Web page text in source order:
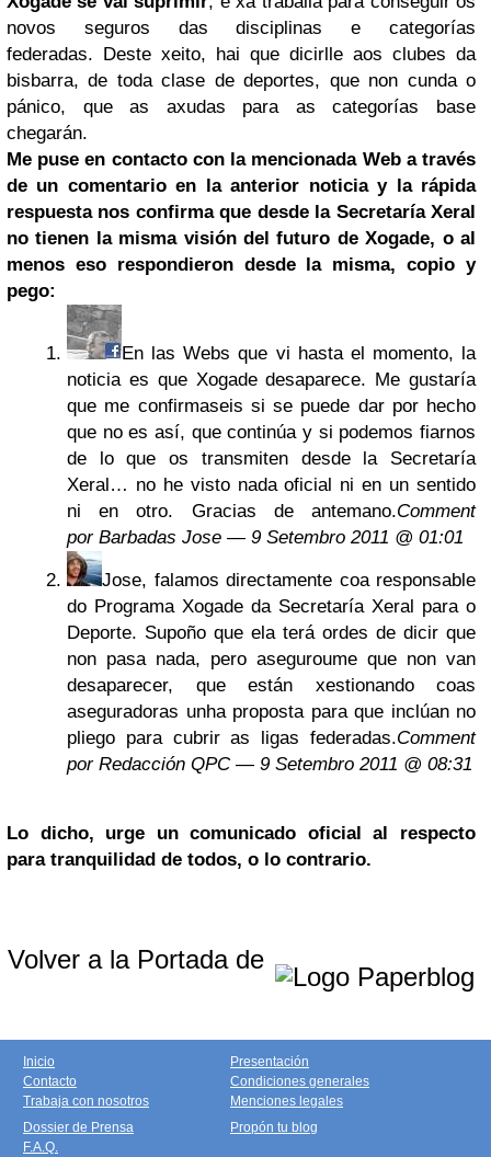
novos seguros das disciplinas e categorías
federadas. Deste xeito, hai que dicirlle aos clubes da
bisbarra, de toda clase de deportes, que non cunda o
pánico, que as axudas para as categorías base
chegarán.
Me puse en contacto con la mencionada Web a través
de un comentario en la anterior noticia y la rápida
respuesta nos confirma que desde la Secretaría Xeral
no tienen la misma visión del futuro de Xogade, o al
menos eso respondieron desde la misma, copio y
pego:
En las Webs que vi hasta el momento, la
noticia es que Xogade desaparece. Me gustaría
que me confirmaseis si se puede dar por hecho
que no es así, que continúa y si podemos fiarnos
de lo que os transmiten desde la Secretaría
Xeral… no he visto nada oficial ni en un sentido
ni en otro. Gracias de antemano.Comment
por Barbadas Jose — 9 Setembro 2011 @ 01:01
Jose, falamos directamente coa responsable
do Programa Xogade da Secretaría Xeral para o
Deporte. Supoño que ela terá ordes de dicir que
non pasa nada, pero aseguroume que non van
desaparecer, que están xestionando coas
aseguradoras unha proposta para que inclúan no
pliego para cubrir as ligas federadas.Comment
por Redacción QPC — 9 Setembro 2011 @ 08:31
Lo dicho, urge un comunicado oficial al respecto
para tranquilidad de todos, o lo contrario.
Volver a la Portada de
Inicio
Contacto
Trabaja con nosotros
Presentación
Condiciones generales
Menciones legales
Dossier de Prensa
F.A.Q.
Propón tu blog